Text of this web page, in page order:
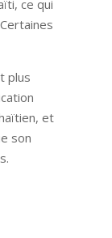
ce qui
plus
et
son